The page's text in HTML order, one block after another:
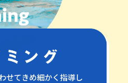
せてきめ細かく指導し